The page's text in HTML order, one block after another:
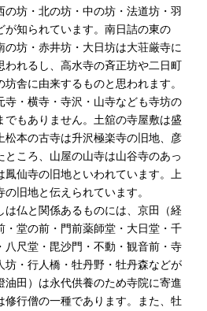
坊・北の坊・中の坊・法道坊・羽
が知られています。南日詰の東の
坊・赤井坊・大日坊は大荘厳寺に
われるし、高水寺の斉正坊や二日町
舎に由来するものと思われます。
寺・横寺・寺沢・山寺なども寺坊の
もありません。土舘の寺屋敷は盛
松本の古寺は升沢極楽寺の旧地、彦
ころ、山屋の山寺は山谷寺のあっ
鳳仙寺の旧地といわれています。上
旧地と伝えられています。
は仏と関係あるものには、京田（経
・堂の前・門前薬師堂・大日堂・千
八尺堂・毘沙門・不動・観音前・寺
坊・行人橋・牡丹野・牡丹森などが
油田）は永代供養のため寺院に寄進
修行僧の一種であります。また、牡